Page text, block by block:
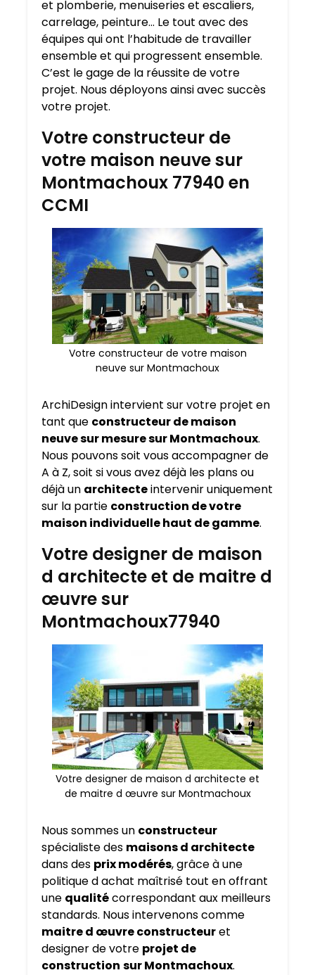
et plomberie, menuiseries et escaliers,
carrelage, peinture… Le tout avec des
équipes qui ont l’habitude de travailler
ensemble et qui progressent ensemble.
C’est le gage de la réussite de votre
projet. Nous déployons ainsi avec succès
votre projet.
Votre constructeur de
votre maison neuve sur
Montmachoux 77940 en
CCMI
Votre constructeur de votre maison
neuve sur Montmachoux
ArchiDesign intervient sur votre projet en
tant que constructeur de maison
neuve sur mesure surMontmachoux.
Nous pouvons soit vous accompagner de
A à Z, soit si vous avez déjà les plans ou
déjà un architecteintervenir uniquement
sur la partie construction de votre
maison individuelle haut de gamme.
Votre designer de maison
d architecte et de maitre d
œuvre sur
Montmachoux77940
Votre designer de maison d architecte et
de maitre d œuvre sur Montmachoux
Nous sommes un constructeur
spécialiste des maisons d architecte
dans des prix modérés, grâce à une
politique d achat maîtrisé tout en offrant
une qualitécorrespondant aux meilleurs
standards. Nous intervenons comme
maitre d œuvre constructeuret
designer de votre projet de
construction sur Montmachoux.